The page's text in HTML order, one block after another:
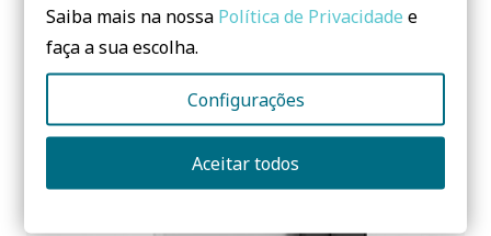
Sistema BWDS35
Saiba mais na nossa Política de Privacidade e
faça a sua escolha.
Configurações
Aceitar todos